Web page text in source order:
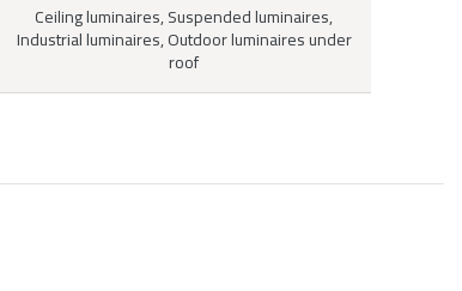
Ceiling luminaires, Suspended luminaires,
Industrial luminaires, Outdoor luminaires under
roof